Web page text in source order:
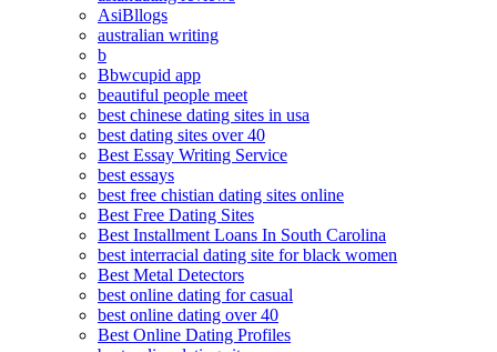
AsiBllogs
australian writing
b
Bbwcupid app
beautiful people meet
best chinese dating sites in usa
best dating sites over 40
Best Essay Writing Service
best essays
best free chistian dating sites online
Best Free Dating Sites
Best Installment Loans In South Carolina
best interracial dating site for black women
Best Metal Detectors
best online dating for casual
best online dating over 40
Best Online Dating Profiles